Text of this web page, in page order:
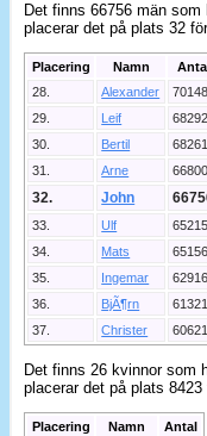
Det finns 66756 män
placerar det på plats 32
Placering Namn
Antal
28.
Alexander
70148
29.
Leif
68292
30.
Bertil
68261
31.
Arne 66800
32. John
33. Ulf
65215
34.
Mats
65156
35.
Ingemar
62916
36.
BjÃ¶rn
61321
37.
Christer 60621
Det finns 26 kvinnor som
placerar det på plats 8423
Placering Namn
Antal